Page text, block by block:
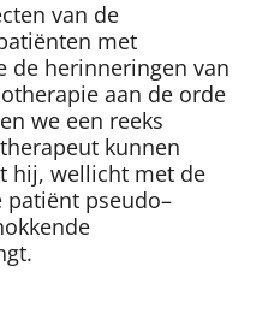
van de
met
de herinneringen van
aan de orde
we een reeks
kunnen
hij, wellicht met de
patiënt pseudo–